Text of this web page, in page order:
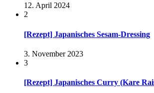
12. April 2024
2
[Rezept] Japanisches Sesam-Dressing
3. November 2023
3
[Rezept] Japanisches Curry (Kare